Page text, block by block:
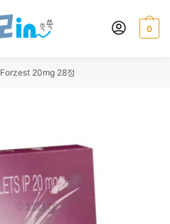
0
Forzest 20mg 28정